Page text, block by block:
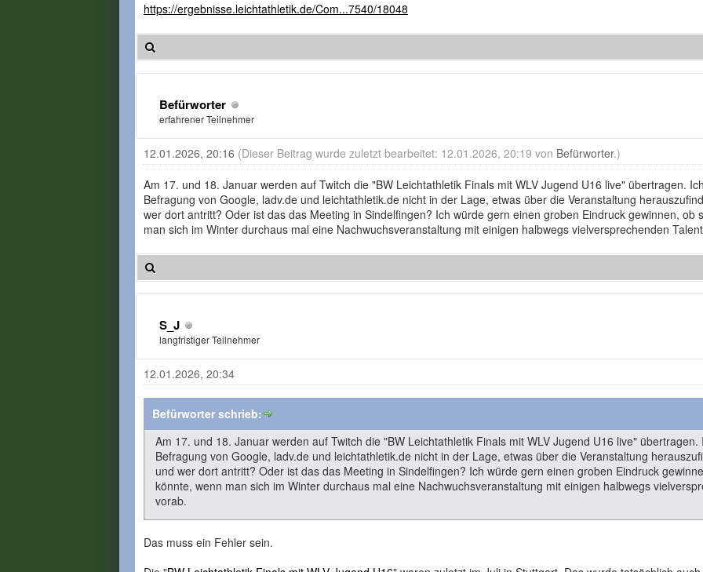
https://ergebnisse.leichtathletik.de/Com...7540/18048
Befürworter
erfahrener Teilnehmer
12.01.2026, 20:16 (Dieser Beitrag wurde zuletzt bearbeitet: 12.01.2026, 20:19 von Befürworter.)
Am 17. und 18. Januar werden auf Twitch die "BW Leichtathletik Finals mit WLV Jugend U16 live" übertragen.
Befragung von Google, ladv.de und leichtathletik.de nicht in der Lage, etwas über die Veranstaltung
wer dort antritt? Oder ist das das Meeting in Sindelfingen? Ich würde gern einen groben Eindruck gewinnen, ob
man sich im Winter durchaus mal eine Nachwuchsveranstaltung mit einigen halbwegs vielversprechenden
S_J
langfristiger Teilnehmer
12.01.2026, 20:34
Befürworter schrieb:
Am 17. und 18. Januar werden auf Twitch die "BW Leichtathletik Finals mit WLV Jugend U16 live"
Befragung von Google, ladv.de und leichtathletik.de nicht in der Lage, etwas über die Veranstaltung
und wer dort antritt? Oder ist das das Meeting in Sindelfingen? Ich würde gern einen groben Eindruck
könnte, wenn man sich im Winter durchaus mal eine Nachwuchsveranstaltung mit einigen halbwegs
vorab.
Das muss ein Fehler sein.